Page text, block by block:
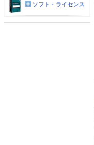
ソフト・ライセンス